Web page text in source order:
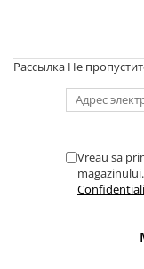
Рассылка Не
Vreau sa